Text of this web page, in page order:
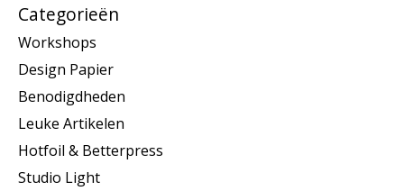
Categorieën
Workshops
Design Papier
Benodigdheden
Leuke Artikelen
Hotfoil & Betterpress
Studio Light